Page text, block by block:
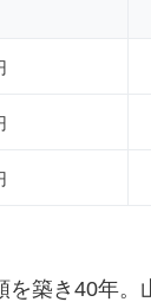
を築き40年